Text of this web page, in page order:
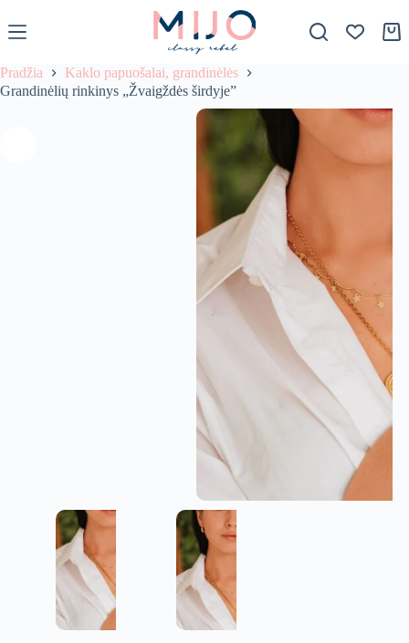
k
p
t
o
Pradžia
Kaklo papuošalai, grandinėlės
Grandinėlių rinkinys „Žvaigždės širdyje”